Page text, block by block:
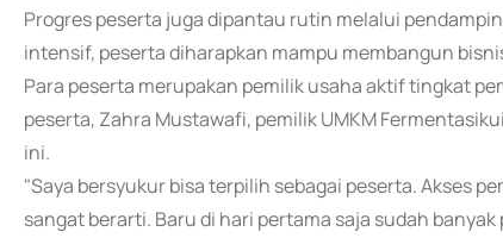
Progres peserta juga dipantau rutin melalui
intensif, peserta diharapkan mampu membangun
Para peserta merupakan pemilik usaha aktif tingkat
peserta, Zahra Mustawafi, pemilik UMKM
ini.
"Saya bersyukur bisa terpilih sebagai peserta. Akses
sangat berarti. Baru di hari pertama saja sudah